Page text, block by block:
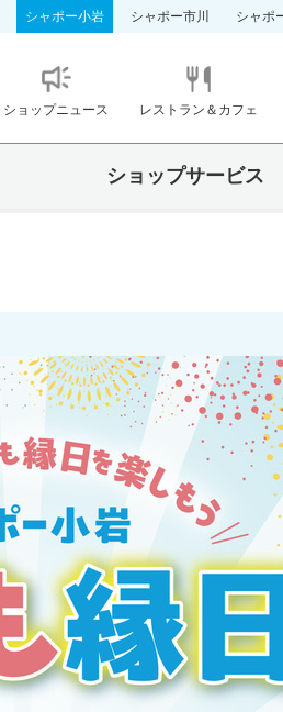
シャポー小岩 シャポー市川 シャポ
ショップニュース レストラン＆カフェ
ショップサービス